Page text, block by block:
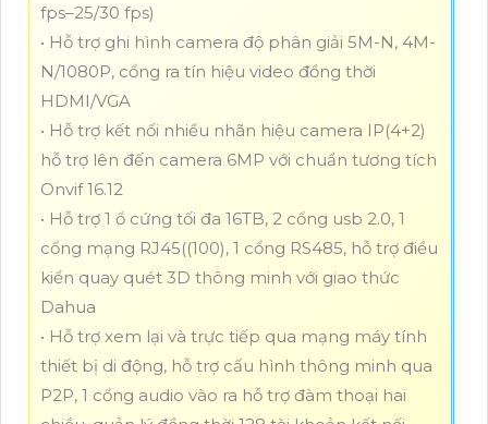
fps–25/30 fps)
• Hỗ trợ ghi hình camera độ phân giải 5M-N, 4M-
N/1080P, cổng ra tín hiệu video đồng thời
HDMI/VGA
• Hỗ trợ kết nối nhiều nhãn hiệu camera IP(4+2)
hỗ trợ lên đến camera 6MP với chuẩn tương tích
Onvif 16.12
• Hỗ trợ 1 ổ cứng tối đa 16TB, 2 cổng usb 2.0, 1
cổng mạng RJ45((100), 1 cổng RS485, hỗ trợ điều
kiển quay quét 3D thông minh với giao thức
Dahua
• Hỗ trợ xem lại và trực tiếp qua mạng máy tính
thiết bị di động, hỗ trợ cấu hình thông minh qua
P2P, 1 cổng audio vào ra hỗ trợ đàm thoại hai